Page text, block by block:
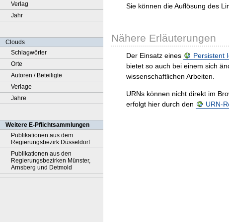
Verlag
Jahr
Clouds
Schlagwörter
Orte
Autoren / Beteiligte
Verlage
Jahre
Weitere E-Pflichtsammlungen
Publikationen aus dem
Regierungsbezirk Düsseldorf
Publikationen aus den
Regierungsbezirken Münster,
Arnsberg und Detmold
Sie können die Auflösung des
Nähere Erläuterungen
Der Einsatz eines Persistent
bietet so auch bei einem sich
wissenschaftlichen Arbeiten.
URNs können nicht direkt im
erfolgt hier durch den
URN-